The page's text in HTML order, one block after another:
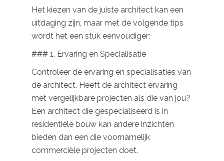
Het kiezen van de juiste architect kan een
uitdaging zijn, maar met de volgende tips
wordt het een stuk eenvoudiger:
### 1. Ervaring en Specialisatie
Controleer de ervaring en specialisaties van
de architect. Heeft de architect ervaring
met vergelijkbare projecten als die van jou?
Een architect die gespecialiseerd is in
residentiële bouw kan andere inzichten
bieden dan een die voornamelijk
commerciële projecten doet.